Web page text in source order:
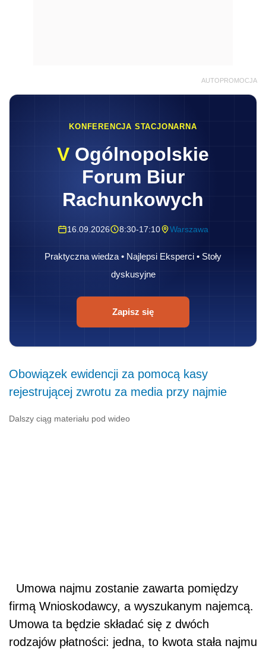
AUTOPROMOCJA
KONFERENCJA STACJONARNA
V Ogólnopolskie
Forum Biur
Rachunkowych
16.09.2026 8:30-17:10 Warszawa
Praktyczna wiedza • Najlepsi Eksperci • Stoły
dyskusyjne
Zapisz się
Obowiązek ewidencji za pomocą kasy
rejestrującej zwrotu za media przy najmie
Dalszy ciąg materiału pod wideo
Umowa najmu zostanie zawarta pomiędzy
firmą Wnioskodawcy, a wyszukanym najemcą.
Umowa ta będzie składać się z dwóch
rodzajów płatności: jedna, to kwota stała najmu